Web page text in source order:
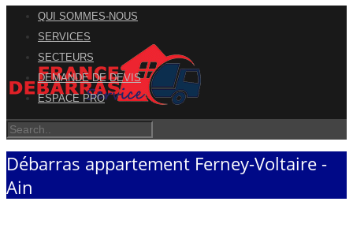
QUI SOMMES-NOUS
SERVICES
SECTEURS
DEMANDE DE DEVIS
ESPACE PRO
Débarras appartement Ferney-Voltaire -
Ain